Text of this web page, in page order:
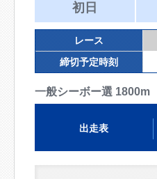
初日
レース
締切予定時刻
一般シーボー選 1800m
出走表